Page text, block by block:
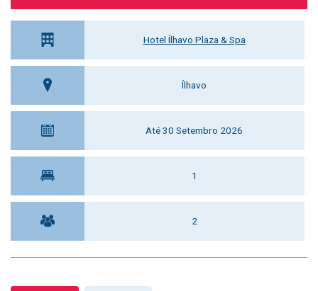
Hotel Ílhavo Plaza & Spa
Ílhavo
Até 30 Setembro 2026
1
2